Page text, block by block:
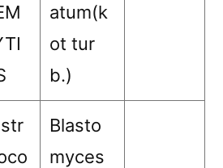
atum(k
ot tur
b.)
Blasto
myces